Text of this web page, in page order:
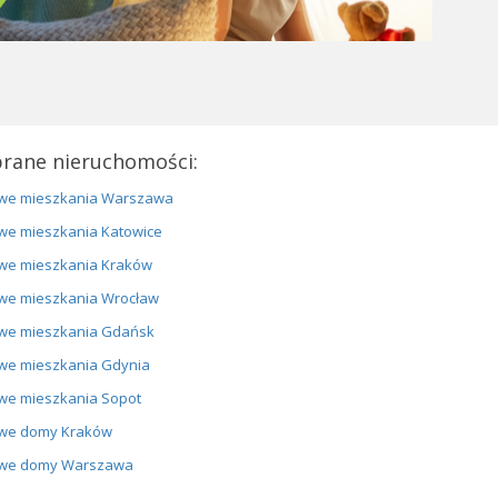
nieruchomości:
mieszkania Warszawa
mieszkania Katowice
mieszkania Kraków
mieszkania Wrocław
mieszkania Gdańsk
mieszkania Gdynia
mieszkania Sopot
domy Kraków
domy Warszawa